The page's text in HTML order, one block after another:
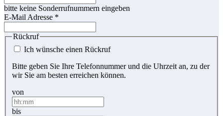
bitte keine Sonderrufnummern eingeben
E-Mail Adresse *
Rückruf
Ich wünsche einen Rückruf
Bitte geben Sie Ihre Telefonnummer und die Uhrzeit an, zu der
wir Sie am besten erreichen können.
von
bis